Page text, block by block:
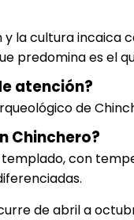
y la cultura incaica
predomina es el
atención?
de
Chinchero?
con
de abril a